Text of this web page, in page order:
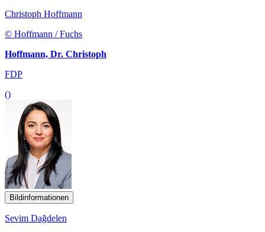
Christoph Hoffmann
© Hoffmann / Fuchs
Hoffmann, Dr. Christoph
FDP
()
Bildinformationen
Sevim Dağdelen